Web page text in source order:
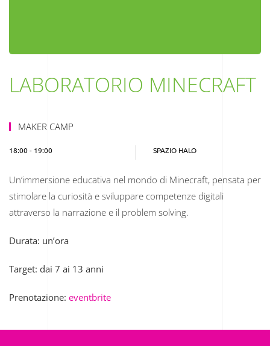
LABORATORIO MINECRAFT
MAKER CAMP
18:00 - 19:00 SPAZIO HALO
Un’immersione educativa nel mondo di Minecraft, pensata per
stimolare la curiosità e sviluppare competenze digitali
attraverso la narrazione e il problem solving.
Durata: un’ora
Target: dai 7 ai 13 anni
Prenotazione: eventbrite